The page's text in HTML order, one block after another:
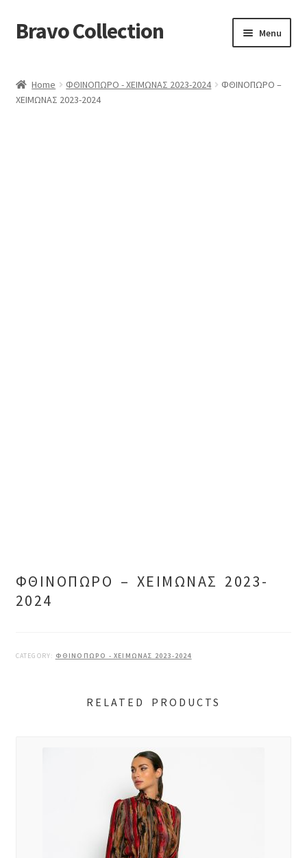
Skip
to
Skip
to
Bravo Collection Menu
COLLECTIONS
Expand
Home ΦΘΙΝΟΠΩΡΟ - ΧΕΙΜΩΝΑΣ 2023-2024
ΦΘΙΝΟΠΩΡΟ –
ΧΕΙΜΩΝΑΣ 2023-2024
ΦΘΙΝΟΠΩΡΟ – ΧΕΙΜΩΝΑΣ 2023-
2024
CATEGORY: ΦΘΙΝΟΠΩΡΟ - ΧΕΙΜΩΝΑΣ 2023-2024
RELATED PRODUCTS